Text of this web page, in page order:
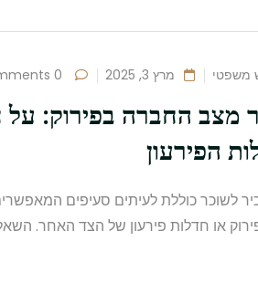
מרץ 3, 2025
מצב החברה בפירוק:
הפירעון
לשוכר כוללת לעיתים סעיפים
או חדלות פירעון של הצד האחר.